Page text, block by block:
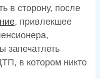
в сторону, после
, привлекшее
запечатлеть
в котором никто